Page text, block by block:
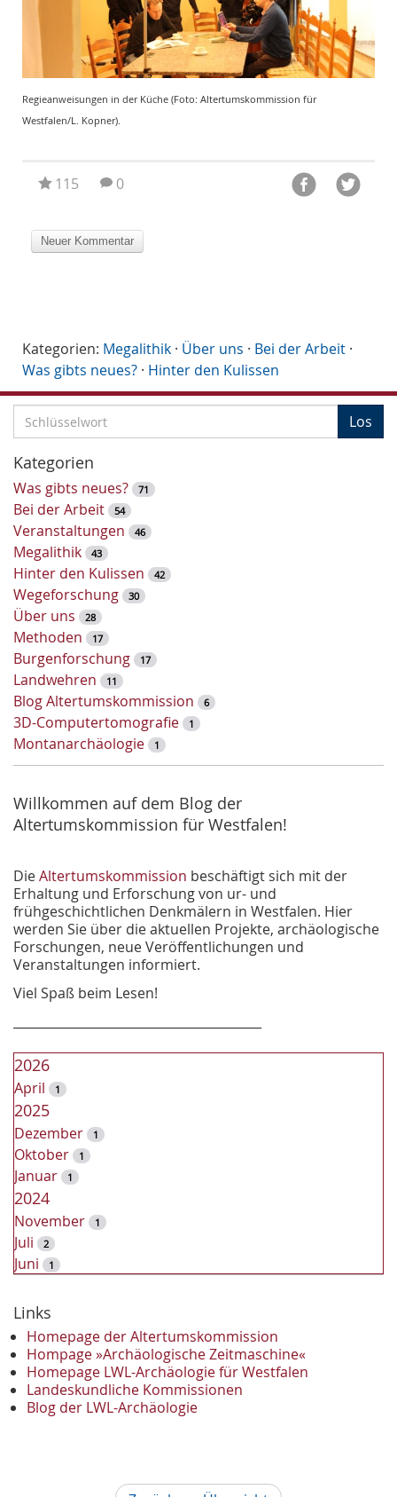
Regieanweisungen in der Küche (Foto: Altertumskommission für
Westfalen/L. Kopner).
115 0
Kategorien: Megalithik · Über uns · Bei der Arbeit ·
Was gibts neues? · Hinter den Kulissen
c
h
l
ü
s
s
e
l
w
o
r
t
-
S
u
c
e
Los
Kategorien
Was gibts neues? 71
Bei der Arbeit 54
Veranstaltungen 46
Megalithik 43
Hinter den Kulissen 42
Wegeforschung 30
Über uns 28
Methoden 17
Burgenforschung 17
Landwehren 11
Blog Altertumskommission 6
3D-Computertomografie 1
Montanarchäologie 1
Willkommen auf dem Blog der
Altertumskommission für Westfalen!
DieAltertumskommission beschäftigt sich mit der
Erhaltung und Erforschung von ur- und
frühgeschichtlichen Denkmälern in Westfalen. Hier
werden Sie über die aktuellen Projekte, archäologische
Forschungen, neue Veröffentlichungen und
Veranstaltungen informiert.
Viel Spaß beim Lesen!
2026
April 1
2025
Dezember 1
Oktober 1
Januar 1
2024
November 1
Juli 2
Juni 1
Dezember
November 2
Oktober 1
September 2
August 1
Mai 1
Links
Homepage der Altertumskommission
Hompage »Archäologische Zeitmaschine«
Homepage LWL-Archäologie für Westfalen
Landeskundliche Kommissionen
Blog der LWL-Archäologie